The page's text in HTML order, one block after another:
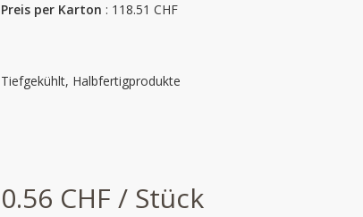
Preis per Karton : 118.51 CHF
Tiefgekühlt, Halbfertigprodukte
0.56 CHF / Stück